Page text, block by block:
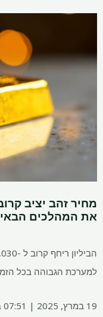
מחיר זהב יציב
את המהלכים
למערכת הגבוהה בכל
19 במרץ, 2025 | 07:51 בבוקר